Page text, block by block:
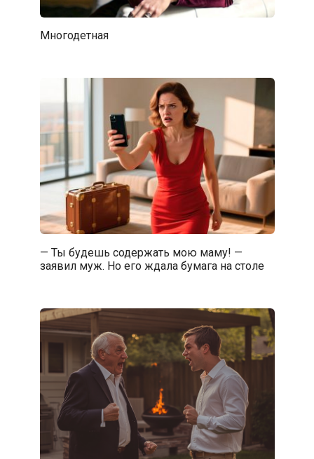
Многодетная
— Ты будешь содержать мою маму! —
заявил муж. Но его ждала бумага на столе